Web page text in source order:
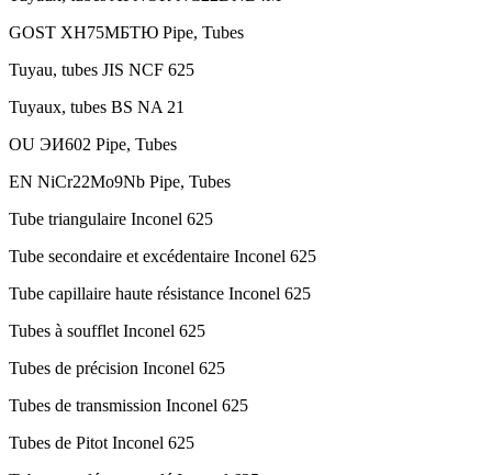
GOST ХН75МБТЮ Pipe, Tubes
Tuyau, tubes JIS NCF 625
Tuyaux, tubes BS NA 21
OU ЭИ602 Pipe, Tubes
EN NiCr22Mo9Nb Pipe, Tubes
Tube triangulaire Inconel 625
Tube secondaire et excédentaire Inconel 625
Tube capillaire haute résistance Inconel 625
Tubes à soufflet Inconel 625
Tubes de précision Inconel 625
Tubes de transmission Inconel 625
Tubes de Pitot Inconel 625